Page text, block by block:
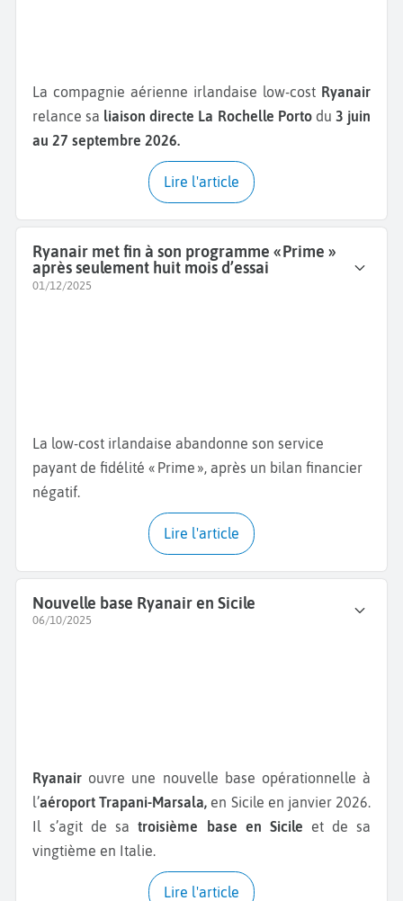
La compagnie aérienne irlandaise low-cost Ryanair
relance sa liaison directe La Rochelle Portodu 3 juin
au 27 septembre 2026.
Lire l'article
Ryanair met fin à son programme « Prime »
après seulement huit mois d’essai
01/12/2025
La low-cost irlandaise abandonne son service
payant de fidélité « Prime », après un bilan financier
négatif.
Lire l'article
Nouvelle base Ryanair en Sicile
06/10/2025
Ryanair ouvre une nouvelle base opérationnelle à
l’aéroport Trapani-Marsala, en Sicile en janvier 2026.
Il s’agit de satroisième base en Sicile et de sa
vingtième en Italie.
Lire l'article